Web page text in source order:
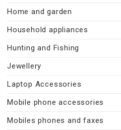
Home and garden
Household appliances
Hunting and Fishing
Jewellery
Laptop Accessories
Mobile phone accessories
Mobiles phones and faxes